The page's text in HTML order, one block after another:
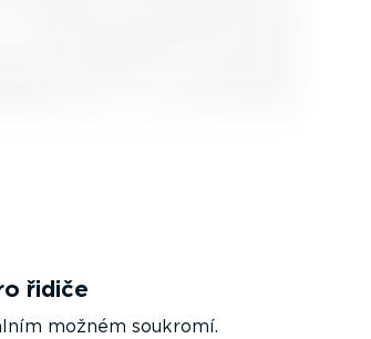
řidiče
možném soukromí.